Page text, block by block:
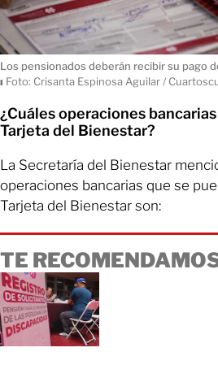
Los pensionados deberán recibir su pago
ı Foto: Crisanta Espinosa Aguilar /
¿Cuáles operaciones
Tarjeta del Bienestar?
La Secretaría del Bienestar
operaciones bancarias que se
Tarjeta del Bienestar son:
TE